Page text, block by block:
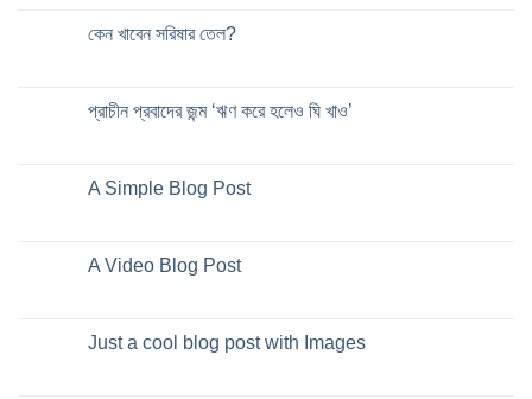
কেন খাবেন সরিষার তেল?
প্রাচীন প্রবাদের জন্ম ‘ঋণ করে হলেও ঘি খাও’
A Simple Blog Post
A Video Blog Post
Just a cool blog post with Images